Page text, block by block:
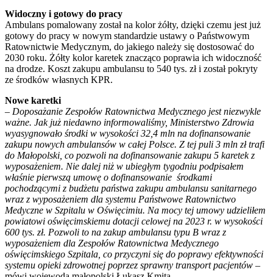
Widoczny i gotowy do pracy
Ambulans pomalowany został na kolor żółty, dzięki czemu jest już
gotowy do pracy w nowym standardzie ustawy o Państwowym
Ratownictwie Medycznym, do jakiego należy się dostosować do
2030 roku. Żółty kolor karetek znacząco poprawia ich widoczność
na drodze. Koszt zakupu ambulansu to 540 tys. zł i został pokryty
ze środków własnych KPR.
Nowe karetki
– Doposażanie Zespołów Ratownictwa Medycznego jest niezwykle
ważne. Jak już niedawno informowaliśmy, Ministerstwo Zdrowia
wyasygnowało środki w wysokości 32,4 mln na dofinansowanie
zakupu nowych ambulansów w całej Polsce. Z tej puli 3 mln zł trafi
do Małopolski, co pozwoli na dofinansowanie zakupu 5 karetek z
wyposażeniem. Nie dalej niż w ubiegłym tygodniu podpisałem
właśnie pierwszą umowę o dofinansowanie środkami
pochodzącymi z budżetu państwa zakupu ambulansu sanitarnego
wraz z wyposażeniem dla systemu Państwowe Ratownictwo
Medyczne w Szpitalu w Oświęcimiu. Na mocy tej umowy udzieliłem
powiatowi oświęcimskiemu dotacji celowej na 2023 r. w wysokości
600 tys. zł. Pozwoli to na zakup ambulansu typu B wraz z
wyposażeniem dla Zespołów Ratownictwa Medycznego
oświęcimskiego Szpitala, co przyczyni się do poprawy efektywności
systemu opieki zdrowotnej poprzez sprawny transport pacjentów –